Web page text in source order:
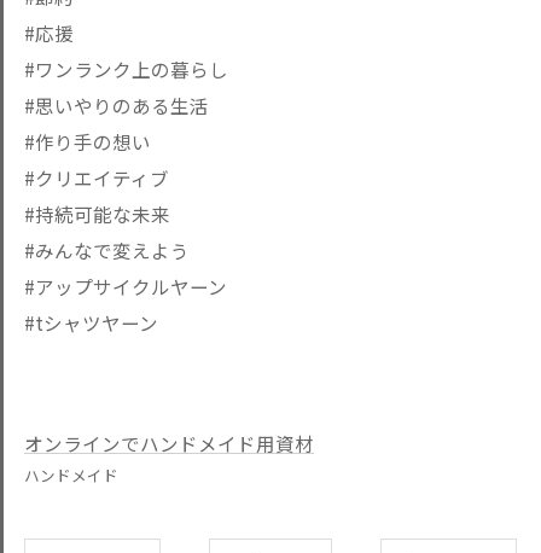
#応援
#ワンランク上の暮らし
#思いやりのある生活
#作り手の想い
#クリエイティブ
#持続可能な未来
#みんなで変えよう
#アップサイクルヤーン
#tシャツヤーン
オンラインでハンドメイド用資材
ハンドメイド